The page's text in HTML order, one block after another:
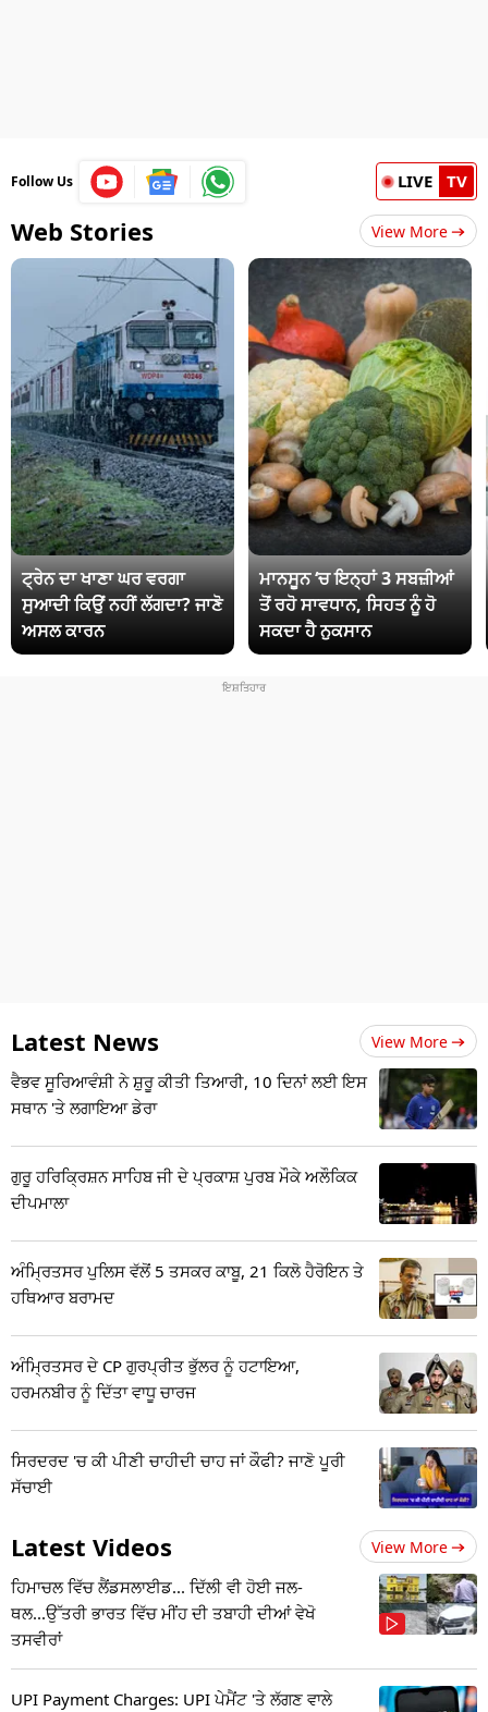
Follow Us LIVE TV
Web Stories View More
ਟ੍ਰੇਨ ਦਾ ਖਾਣਾ ਘਰ ਵਰਗਾ
ਸੁਆਦੀ ਕਿਉਂ ਨਹੀਂ ਲੱਗਦਾ? ਜਾਣੋ
ਅਸਲ ਕਾਰਨ
ਮਾਨਸੂਨ ‘ਚ ਇਨ੍ਹਾਂ 3 ਸਬਜ਼ੀਆਂ
ਤੋਂ ਰਹੋ ਸਾਵਧਾਨ, ਸਿਹਤ ਨੂੰ ਹੋ
ਸਕਦਾ ਹੈ ਨੁਕਸਾਨ
Latest News View More
ਵੈਭਵ ਸੂਰਿਆਵੰਸ਼ੀ ਨੇ ਸ਼ੁਰੂ ਕੀਤੀ ਤਿਆਰੀ, 10 ਦਿਨਾਂ ਲਈ ਇਸ
ਸਥਾਨ 'ਤੇ ਲਗਾਇਆ ਡੇਰਾ
ਗੁਰੂ ਹਰਿਕ੍ਰਿਸ਼ਨ ਸਾਹਿਬ ਜੀ ਦੇ ਪ੍ਰਕਾਸ਼ ਪੁਰਬ ਮੌਕੇ ਅਲੌਕਿਕ
ਦੀਪਮਾਲਾ
ਅੰਮ੍ਰਿਤਸਰ ਪੁਲਿਸ ਵੱਲੋਂ 5 ਤਸਕਰ ਕਾਬੂ, 21 ਕਿਲੋ ਹੈਰੋਇਨ ਤੇ
ਹਥਿਆਰ ਬਰਾਮਦ
ਅੰਮ੍ਰਿਤਸਰ ਦੇ CP ਗੁਰਪ੍ਰੀਤ ਭੁੱਲਰ ਨੂੰ ਹਟਾਇਆ,
ਹਰਮਨਬੀਰ ਨੂੰ ਦਿੱਤਾ ਵਾਧੂ ਚਾਰਜ
ਸਿਰਦਰਦ 'ਚ ਕੀ ਪੀਣੀ ਚਾਹੀਦੀ ਚਾਹ ਜਾਂ ਕੌਫੀ? ਜਾਣੋ ਪੂਰੀ
ਸੱਚਾਈ
Latest Videos View More
ਹਿਮਾਚਲ ਵਿੱਚ ਲੈਂਡਸਲਾਈਡ... ਦਿੱਲੀ ਵੀ ਹੋਈ ਜਲ-
ਥਲ...ਉੱਤਰੀ ਭਾਰਤ ਵਿੱਚ ਮੀਂਹ ਦੀ ਤਬਾਹੀ ਦੀਆਂ ਵੇਖੋ
ਤਸਵੀਰਾਂ
UPI Payment Charges: UPI ਪੇਮੈਂਟ 'ਤੇ ਲੱਗਣ ਵਾਲੇ